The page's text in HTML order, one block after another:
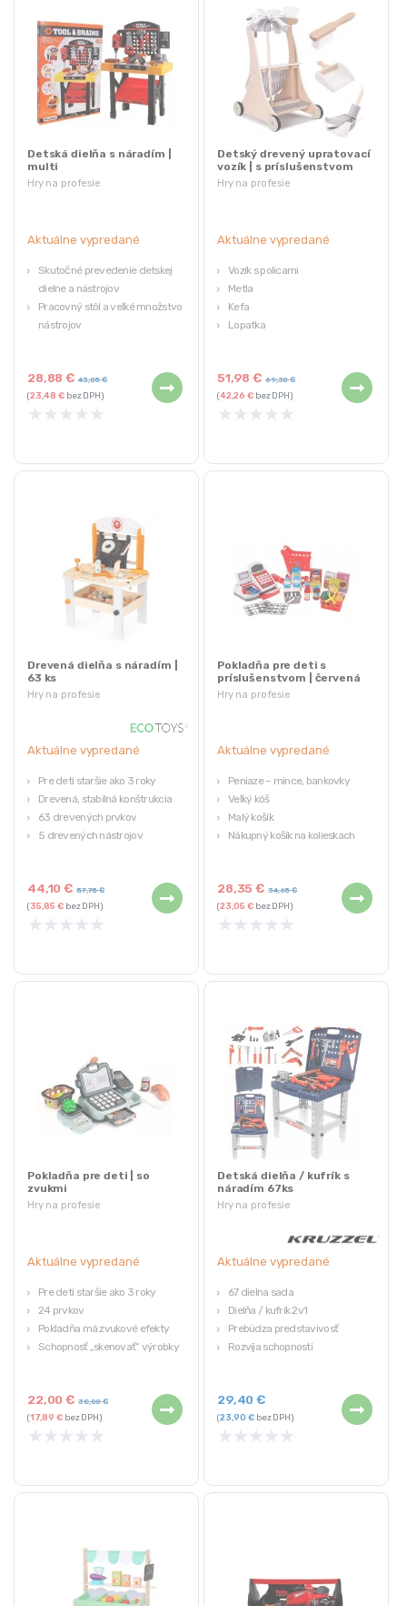
Hry na profesie
Detská dielňa s náradím |
multi
Aktuálne vypredané
Skutočné prevedenie detskej
dielne a nástrojov
Pracovný stôl a veľké množstvo
nástrojov
Bezpečné pre deti
Pre deti od 3 rokov
28,88€ 43,05€
(23,48€bez DPH)
★ ★ ★ ★ ★
Hry na profesie
Detský drevený upratovací
vozík | s príslušenstvom
Aktuálne vypredané
Vozík s policami
Metla
Kefa
Lopatka
51,98€ 69,30€
(42,26€bez DPH)
★ ★ ★ ★ ★
Hry na profesie
Drevená dielňa s náradím |
63 ks
Aktuálne vypredané
Pre deti staršie ako 3 roky
Drevená, stabilná konštrukcia
63 drevených prvkov
5 drevených nástrojov
zručnosti
Produkt značky ECOTOYS
44,10€ 57,75€
(35,85€bez DPH)
★ ★ ★ ★ ★
Hry na profesie
Pokladňa pre deti s
príslušenstvom | červená
Aktuálne vypredané
Peniaze – mince, bankovky
Veľký kôš
Malý košík
Nákupný košík na kolieskach
28,35€ 34,65€
(23,05€bez DPH)
★ ★ ★ ★ ★
Hry na profesie
Pokladňa pre deti | so
zvukmi
Aktuálne vypredané
Pre deti staršie ako 3 roky
24 prvkov
Pokladňa má zvukové efekty
Schopnosť „skenovať“ výrobky
predstavivosť
Certifikáty: CE, EN71
22,00€ 38,00€
(17,89€bez DPH)
★ ★ ★ ★ ★
Hry na profesie
Detská dielňa / kufrík s
náradím 67ks
Aktuálne vypredané
67 dielna sada
Dielňa / kufrík 2v1
Prebúdza predstavivosť
Rozvíja schopnosti
29,40€
(23,90€bez DPH)
★ ★ ★ ★ ★